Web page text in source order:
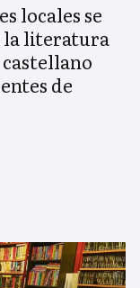
locales se
la literatura
de